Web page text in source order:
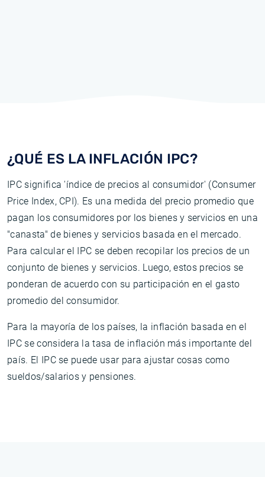
¿QUÉ ES LA INFLACIÓN IPC?
IPC significa 'índice de precios al consumidor' (Consumer
Price Index, CPI). Es una medida del precio promedio que
pagan los consumidores por los bienes y servicios en una
"canasta" de bienes y servicios basada en el mercado.
Para calcular el IPC se deben recopilar los precios de un
conjunto de bienes y servicios. Luego, estos precios se
ponderan de acuerdo con su participación en el gasto
promedio del consumidor.
Para la mayoría de los países, la inflación basada en el
IPC se considera la tasa de inflación más importante del
país. El IPC se puede usar para ajustar cosas como
sueldos/salarios y pensiones.